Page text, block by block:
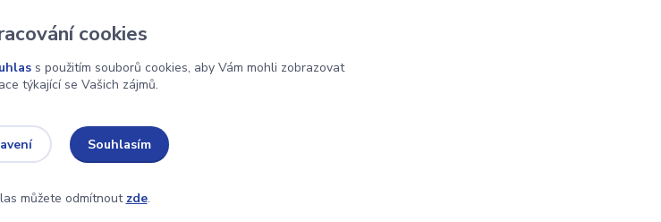
cookies
s použitím souborů cookies, aby Vám mohli zobrazovat
týkající se Vašich zájmů.
Souhlasím
můžete odmítnout zde.